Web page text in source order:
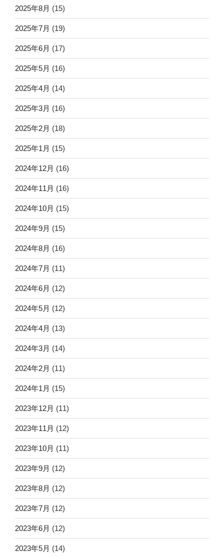
2025年8月 (15)
2025年7月 (19)
2025年6月 (17)
2025年5月 (16)
2025年4月 (14)
2025年3月 (16)
2025年2月 (18)
2025年1月 (15)
2024年12月 (16)
2024年11月 (16)
2024年10月 (15)
2024年9月 (15)
2024年8月 (16)
2024年7月 (11)
2024年6月 (12)
2024年5月 (12)
2024年4月 (13)
2024年3月 (14)
2024年2月 (11)
2024年1月 (15)
2023年12月 (11)
2023年11月 (12)
2023年10月 (11)
2023年9月 (12)
2023年8月 (12)
2023年7月 (12)
2023年6月 (12)
2023年5月 (14)